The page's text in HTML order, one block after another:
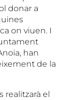
donar a
on viuen. I
han
de la
realitzarà el